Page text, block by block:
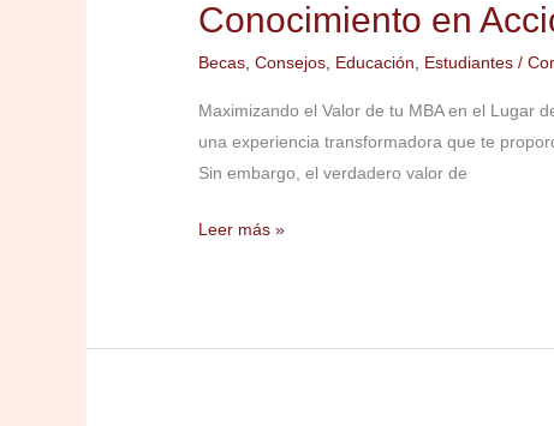
Conocimiento en
Becas ,Consejos Educación Estudiantes /
Maximizando el Valor de tu MBA en el Lugar
una experiencia transformadora que te
Sin embargo, el verdadero valor de
tu
MBA
Leer más »